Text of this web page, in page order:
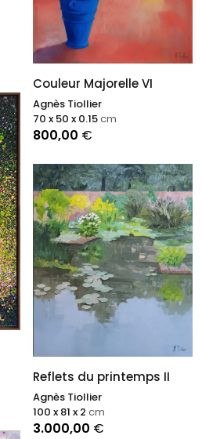
Couleur Majorelle VI
Agnès Tiollier
800,00 €
70 x 50 x 0.15cm
Reflets du printemps II
Agnès Tiollier
3.000,00 €
100 x 81 x 2 cm